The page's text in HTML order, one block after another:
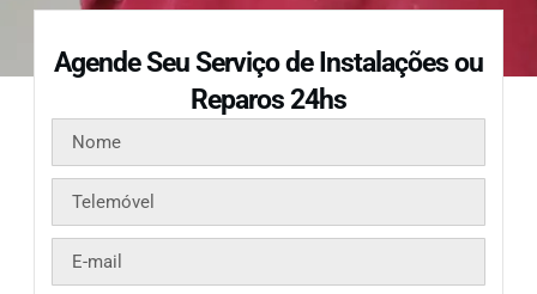
Agende Seu Serviço de Instalações ou
Reparos 24hs